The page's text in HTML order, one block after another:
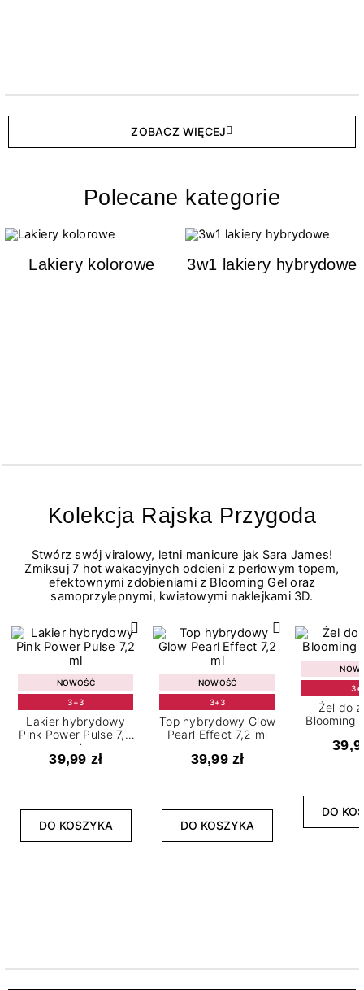
ZOBACZ WIĘCEJ
Polecane kategorie
Lakiery kolorowe 3w1 lakiery hybrydowe
Kolekcja Rajska Przygoda
Stwórz swój viralowy, letni manicure jak Sara James!
Zmiksuj 7 hot wakacyjnych odcieni z perłowym topem,
efektownymi zdobieniami z Blooming Gel oraz
samoprzylepnymi, kwiatowymi naklejkami 3D.
NOWOŚĆ
3+3
Lakier hybrydowy
Pink Power Pulse 7,2
ml
39,99 zł
DO KOSZYKA
NOWOŚĆ
3+3
Top hybrydowy Glow
Pearl Effect 7,2 ml
39,99 zł
DO KOSZYKA
Żel do
Blooming
DO